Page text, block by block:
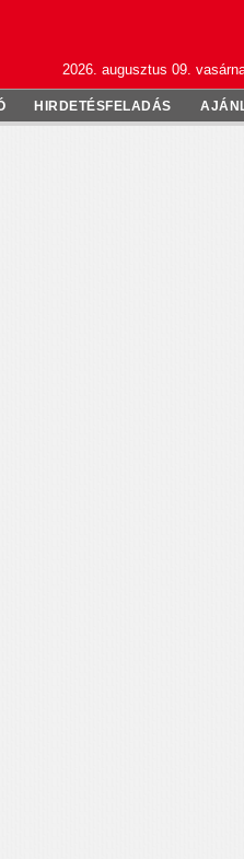
2026. augusztus 09.
HIRDETÉSFELADÁS